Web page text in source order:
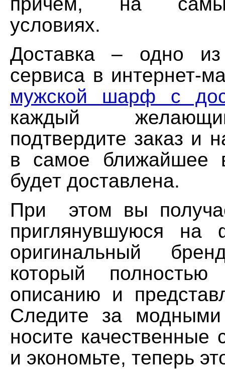
условиях.
Доставка – одно из
сервиса в интернет-
мужской шарф с
каждый
подтвердите заказ и
в самое ближайшее
будет доставлена.
При этом вы
приглянувшуюся
оригинальный
который полностью
описанию и
Следите за модными
носите качественные
и экономьте, теперь